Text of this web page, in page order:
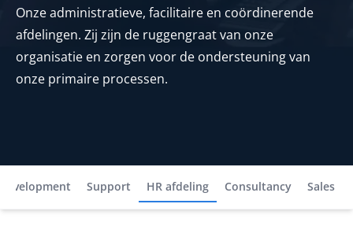
Onze administratieve, facilitaire en coördinerende
afdelingen. Zij zijn de ruggengraat van onze
organisatie en zorgen voor de ondersteuning van
onze primaire processen.
Support HR afdeling Consultancy Sales